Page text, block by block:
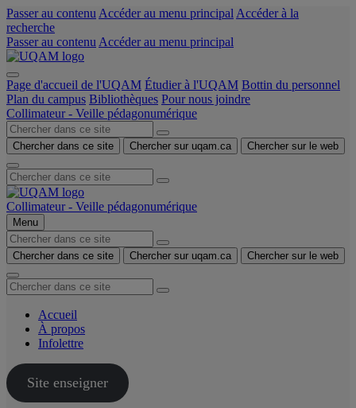
Passer au contenu Accéder au menu principal Accéder à la
recherche
Passer au contenu Accéder au menu principal
Page d'accueil de l'UQAM Étudier à l'UQAM Bottin du personnel
Plan du campus Bibliothèques Pour nous joindre
Collimateur - Veille pédagonumérique
Chercher dans ce site Chercher sur uqam.ca Chercher sur le web
Collimateur - Veille pédagonumérique
Menu
Chercher dans ce site Chercher sur uqam.ca Chercher sur le web
Accueil
À propos
Infolettre
Site enseigner